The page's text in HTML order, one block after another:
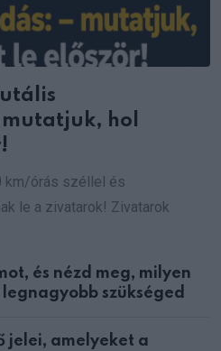
hol
km/órás széllel és
le a zivatarok! Zivatarok
és nézd meg, milyen
szükséged
jelei, amelyeket a